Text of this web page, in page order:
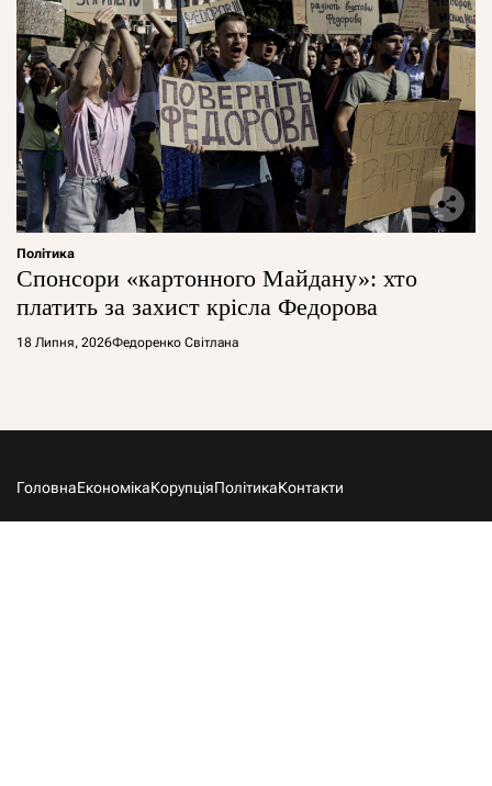
Політика
Спонсори «картонного Майдану»: хто
платить за захист крісла Федорова
18 Липня, 2026Федоренко Світлана
ГоловнаЕкономікаКорупціяПолітикаКонтакти